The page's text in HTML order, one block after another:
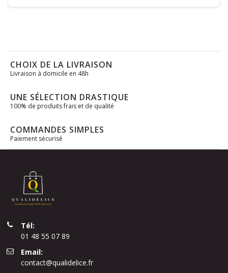
CHOIX DE LA LIVRAISON
Livraison à domicile en 48h
UNE SÉLECTION DRASTIQUE
100% de produits frais et de qualité
COMMANDES SIMPLES
Paiement sécurisé
Tél:
01 48 55 07 89
Email:
contact@qualidelice.fr